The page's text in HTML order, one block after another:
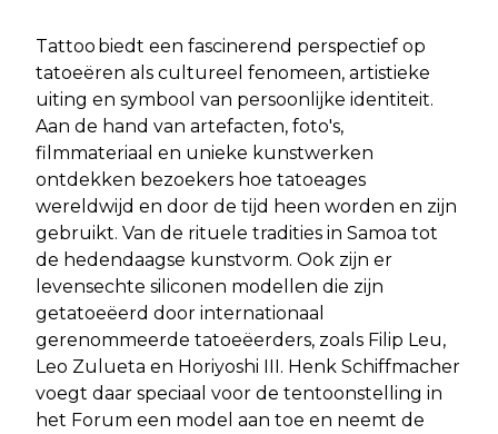
Tattoo biedt een fascinerend perspectief op
tatoeëren als cultureel fenomeen, artistieke
uiting en symbool van persoonlijke identiteit.
Aan de hand van artefacten, foto's,
filmmateriaal en unieke kunstwerken
ontdekken bezoekers hoe tatoeages
wereldwijd en door de tijd heen worden en zijn
gebruikt. Van de rituele tradities in Samoa tot
de hedendaagse kunstvorm. Ook zijn er
levensechte siliconen modellen die zijn
getatoeëerd door internationaal
gerenommeerde tatoeëerders, zoals Filip Leu,
Leo Zulueta en Horiyoshi III. Henk Schiffmacher
voegt daar speciaal voor de tentoonstelling in
het Forum een model aan toe en neemt de